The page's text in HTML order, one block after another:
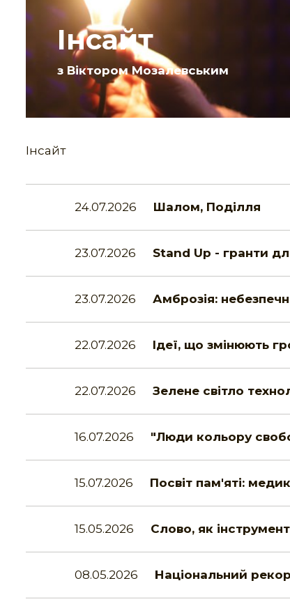
Інсайт
з Віктором Мозалевським
Інсайт
24.07.2026 Шалом, Поділля
23.07.2026 Stand Up - гранти
23.07.2026 Амброзія:
22.07.2026 Ідеї, що змінюють
22.07.2026 Зелене світло
16.07.2026 "Люди кольору
15.07.2026 Посвіт пам'яті:
15.05.2026 Слово, як інструмент
08.05.2026 Національний